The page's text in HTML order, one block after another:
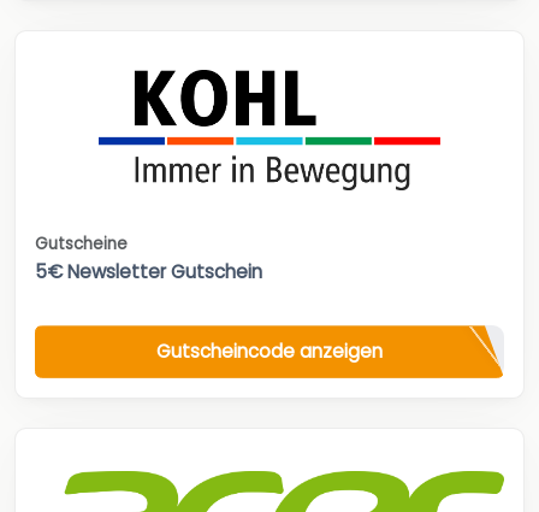
Gutscheine
5€ Newsletter Gutschein
Gutscheincode anzeigen